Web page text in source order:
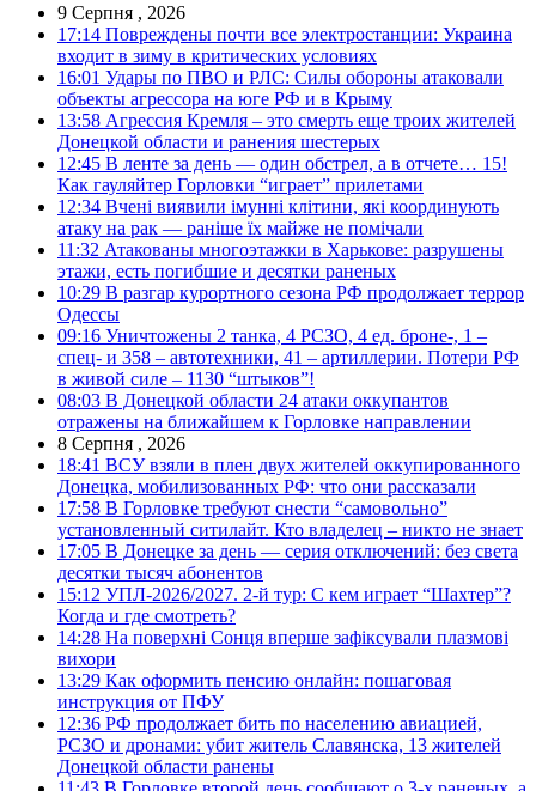
9 Серпня , 2026
17:14 Повреждены почти все электростанции: Украина
входит в зиму в критических условиях
16:01 Удары по ПВО и РЛС: Силы обороны атаковали
объекты агрессора на юге РФ и в Крыму
13:58 Агрессия Кремля – это смерть еще троих жителей
Донецкой области и ранения шестерых
12:45 В ленте за день — один обстрел, а в отчете… 15!
Как гауляйтер Горловки “играет” прилетами
12:34 Вчені виявили імунні клітини, які координують
атаку на рак — раніше їх майже не помічали
11:32 Атакованы многоэтажки в Харькове: разрушены
этажи, есть погибшие и десятки раненых
10:29 В разгар курортного сезона РФ продолжает террор
Одессы
09:16 Уничтожены 2 танка, 4 РСЗО, 4 ед. броне-, 1 –
спец- и 358 – автотехники, 41 – артиллерии. Потери РФ
в живой силе – 1130 “штыков”!
08:03 В Донецкой области 24 атаки оккупантов
отражены на ближайшем к Горловке направлении
8 Серпня , 2026
18:41 ВСУ взяли в плен двух жителей оккупированного
Донецка, мобилизованных РФ: что они рассказали
17:58 В Горловке требуют снести “самовольно”
установленный ситилайт. Кто владелец – никто не знает
17:05 В Донецке за день — серия отключений: без света
десятки тысяч абонентов
15:12 УПЛ-2026/2027. 2-й тур: С кем играет “Шахтер”?
Когда и где смотреть?
14:28 На поверхні Сонця вперше зафіксували плазмові
вихори
13:29 Как оформить пенсию онлайн: пошаговая
инструкция от ПФУ
12:36 РФ продолжает бить по населению авиацией,
РСЗО и дронами: убит житель Славянска, 13 жителей
Донецкой области ранены